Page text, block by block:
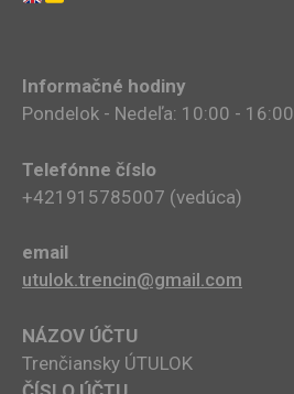
Informačné hodiny
Pondelok - Nedeľa: 10:00 - 16:00
Telefónne číslo
+421915785007​ (vedúca)
email
utulok.trencin@gmail.com
NÁZOV ÚČTU
Trenčiansky ÚTULOK